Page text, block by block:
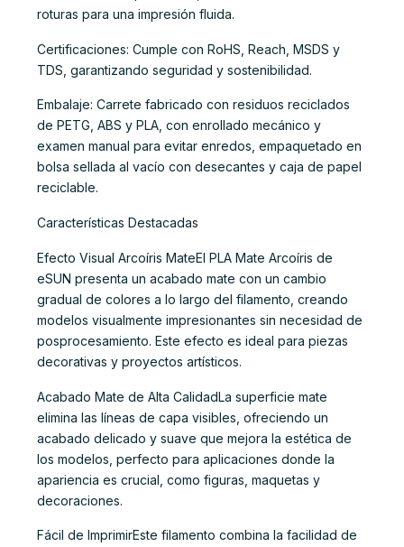
roturas para una impresión fluida.
Certificaciones: Cumple con RoHS, Reach, MSDS y
TDS, garantizando seguridad y sostenibilidad.
Embalaje: Carrete fabricado con residuos reciclados
de PETG, ABS y PLA, con enrollado mecánico y
examen manual para evitar enredos, empaquetado en
bolsa sellada al vacío con desecantes y caja de papel
reciclable.
Características Destacadas
Efecto Visual Arcoíris MateEl PLA Mate Arcoíris de
eSUN presenta un acabado mate con un cambio
gradual de colores a lo largo del filamento, creando
modelos visualmente impresionantes sin necesidad de
posprocesamiento. Este efecto es ideal para piezas
decorativas y proyectos artísticos.
Acabado Mate de Alta CalidadLa superficie mate
elimina las líneas de capa visibles, ofreciendo un
acabado delicado y suave que mejora la estética de
los modelos, perfecto para aplicaciones donde la
apariencia es crucial, como figuras, maquetas y
decoraciones.
Fácil de ImprimirEste filamento combina la facilidad de